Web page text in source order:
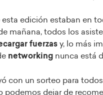
edición estaban en
mañana, todos los
fuerzas y, lo más
networking nunca está
con un sorteo para
podemos dejar de